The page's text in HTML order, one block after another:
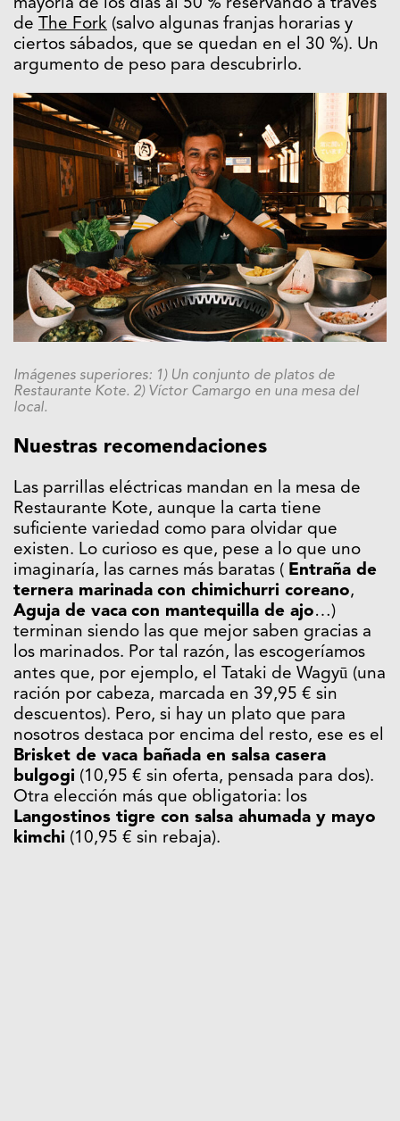
mayoría de los días al 50 % reservando a través
de The Fork (salvo algunas franjas horarias y
ciertos sábados, que se quedan en el 30 %). Un
argumento de peso para descubrirlo.
Imágenes superiores: 1) Un conjunto de platos de
Restaurante Kote. 2) Víctor Camargo en una mesa del
local.
Nuestras recomendaciones
Las parrillas eléctricas mandan en la mesa de
Restaurante Kote, aunque la carta tiene
suficiente variedad como para olvidar que
existen. Lo curioso es que, pese a lo que uno
imaginaría, las carnes más baratas ( Entraña de
ternera marinada con chimichurri coreano,
Aguja de vaca con mantequilla de ajo…)
terminan siendo las que mejor saben gracias a
los marinados. Por tal razón, las escogeríamos
antes que, por ejemplo, el Tataki de Wagyū (una
ración por cabeza, marcada en 39,95 € sin
descuentos). Pero, si hay un plato que para
nosotros destaca por encima del resto, ese es el
Brisket de vaca bañada en salsa casera
bulgogi (10,95 € sin oferta, pensada para dos).
Otra elección más que obligatoria: los
Langostinos tigre con salsa ahumada y mayo
kimchi (10,95 € sin rebaja).